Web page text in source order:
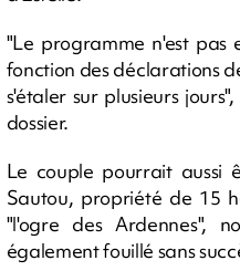
"Le programme n'est pas
fonction des déclarations
s'étaler sur plusieurs
dossier.
Le couple pourrait aussi
Sautou, propriété de 15
"l'ogre des Ardennes",
également fouillé sans